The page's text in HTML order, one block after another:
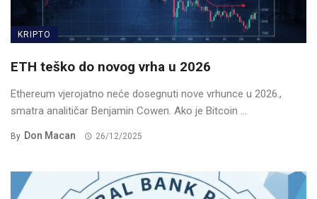
KRIPTO
ETH teško do novog vrha u 2026
Ethereum vjerojatno neće dosegnuti nove vrhunce u 2026.,
smatra analitičar Benjamin Cowen. Ako je Bitcoin ...
By Don Macan 26/12/2025